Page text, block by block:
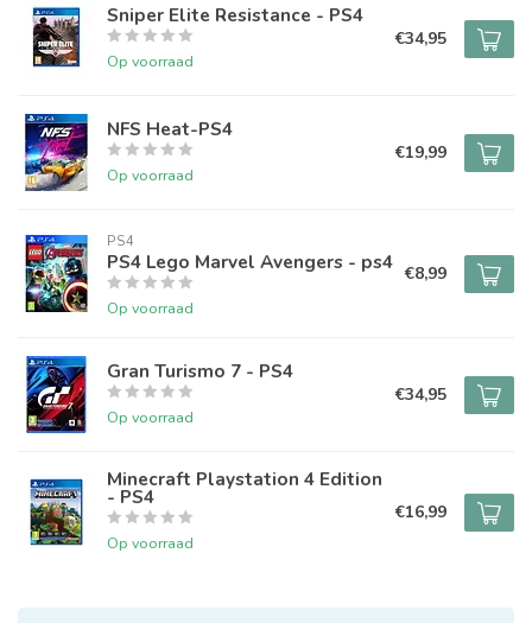
Sniper Elite Resistance - PS4
Op voorraad
€34,95
NFS Heat-PS4
Op voorraad
€19,99
PS4
PS4 Lego Marvel Avengers - ps4
Op voorraad
€8,99
Gran Turismo 7 - PS4
Op voorraad
€34,95
Minecraft Playstation 4 Edition
- PS4
Op voorraad
€16,99